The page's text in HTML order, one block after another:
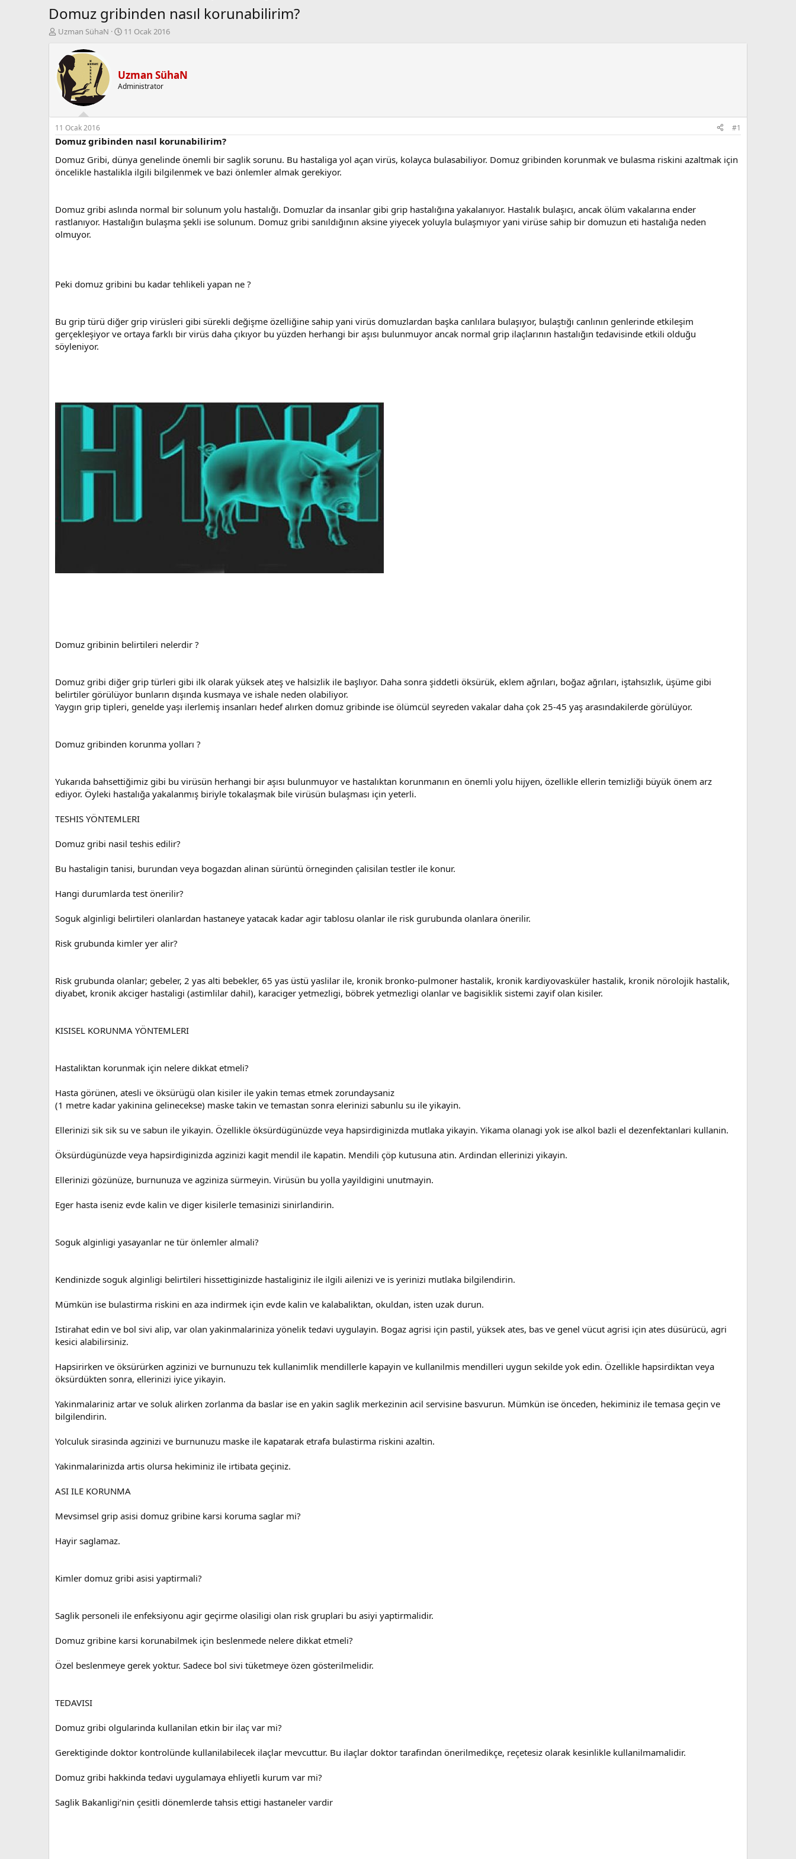
Domuz gribinden nasıl korunabilirim?
K
b
u
y
a
ş
l
a
t
a
Uzman SühaN
B
a
n
ç
a
r
i
h
11 Ocak 2016
Uzman SühaN
Administrator
11 Ocak 2016 #1
Domuz gribinden nasıl korunabilirim?
Domuz Gribi, dünya genelinde önemli bir saglik sorunu. Bu hastaliga yol açan virüs, kolayca bulasabiliyor. Domuz gribinden korunmak ve bulasma riskini azaltmak için
öncelikle hastalikla ilgili bilgilenmek ve bazi önlemler almak gerekiyor.
Domuz gribi aslında normal bir solunum yolu hastalığı. Domuzlar da insanlar gibi grip hastalığına yakalanıyor. Hastalık bulaşıcı, ancak ölüm vakalarına ender
rastlanıyor. Hastalığın bulaşma şekli ise solunum. Domuz gribi sanıldığının aksine yiyecek yoluyla bulaşmıyor yani virüse sahip bir domuzun eti hastalığa neden
olmuyor.
Peki domuz gribini bu kadar tehlikeli yapan ne ?
Bu grip türü diğer grip virüsleri gibi sürekli değişme özelliğine sahip yani virüs domuzlardan başka canlılara bulaşıyor, bulaştığı canlının genlerinde etkileşim
gerçekleşiyor ve ortaya farklı bir virüs daha çıkıyor bu yüzden herhangi bir aşısı bulunmuyor ancak normal grip ilaçlarının hastalığın tedavisinde etkili olduğu
söyleniyor.
Domuz gribinin belirtileri nelerdir ?
Domuz gribi diğer grip türleri gibi ilk olarak yüksek ateş ve halsizlik ile başlıyor. Daha sonra şiddetli öksürük, eklem ağrıları, boğaz ağrıları, iştahsızlık, üşüme gibi
belirtiler görülüyor bunların dışında kusmaya ve ishale neden olabiliyor.
Yaygın grip tipleri, genelde yaşı ilerlemiş insanları hedef alırken domuz gribinde ise ölümcül seyreden vakalar daha çok 25-45 yaş arasındakilerde görülüyor.
Domuz gribinden korunma yolları ?
Yukarıda bahsettiğimiz gibi bu virüsün herhangi bir aşısı bulunmuyor ve hastalıktan korunmanın en önemli yolu hijyen, özellikle ellerin temizliği büyük önem arz
ediyor. Öyleki hastalığa yakalanmış biriyle tokalaşmak bile virüsün bulaşması için yeterli.
TESHIS YÖNTEMLERI
Domuz gribi nasil teshis edilir?
Bu hastaligin tanisi, burundan veya bogazdan alinan sürüntü örneginden çalisilan testler ile konur.
Hangi durumlarda test önerilir?
Soguk alginligi belirtileri olanlardan hastaneye yatacak kadar agir tablosu olanlar ile risk gurubunda olanlara önerilir.
Risk grubunda kimler yer alir?
Risk grubunda olanlar; gebeler, 2 yas alti bebekler, 65 yas üstü yaslilar ile, kronik bronko-pulmoner hastalik, kronik kardiyovasküler hastalik, kronik nörolojik hastalik,
diyabet, kronik akciger hastaligi (astimlilar dahil), karaciger yetmezligi, böbrek yetmezligi olanlar ve bagisiklik sistemi zayif olan kisiler.
KISISEL KORUNMA YÖNTEMLERI
Hastaliktan korunmak için nelere dikkat etmeli?
Hasta görünen, atesli ve öksürügü olan kisiler ile yakin temas etmek zorundaysaniz
(1 metre kadar yakinina gelinecekse) maske takin ve temastan sonra elerinizi sabunlu su ile yikayin.
Ellerinizi sik sik su ve sabun ile yikayin. Özellikle öksürdügünüzde veya hapsirdiginizda mutlaka yikayin. Yikama olanagi yok ise alkol bazli el dezenfektanlari kullanin.
Öksürdügünüzde veya hapsirdiginizda agzinizi kagit mendil ile kapatin. Mendili çöp kutusuna atin. Ardindan ellerinizi yikayin.
Ellerinizi gözünüze, burnunuza ve agziniza sürmeyin. Virüsün bu yolla yayildigini unutmayin.
Eger hasta iseniz evde kalin ve diger kisilerle temasinizi sinirlandirin.
Soguk alginligi yasayanlar ne tür önlemler almali?
Kendinizde soguk alginligi belirtileri hissettiginizde hastaliginiz ile ilgili ailenizi ve is yerinizi mutlaka bilgilendirin.
Mümkün ise bulastirma riskini en aza indirmek için evde kalin ve kalabaliktan, okuldan, isten uzak durun.
Istirahat edin ve bol sivi alip, var olan yakinmalariniza yönelik tedavi uygulayin. Bogaz agrisi için pastil, yüksek ates, bas ve genel vücut agrisi için ates düsürücü, agri
kesici alabilirsiniz.
Hapsirirken ve öksürürken agzinizi ve burnunuzu tek kullanimlik mendillerle kapayin ve kullanilmis mendilleri uygun sekilde yok edin. Özellikle hapsirdiktan veya
öksürdükten sonra, ellerinizi iyice yikayin.
Yakinmalariniz artar ve soluk alirken zorlanma da baslar ise en yakin saglik merkezinin acil servisine basvurun. Mümkün ise önceden, hekiminiz ile temasa geçin ve
bilgilendirin.
Yolculuk sirasinda agzinizi ve burnunuzu maske ile kapatarak etrafa bulastirma riskini azaltin.
Yakinmalarinizda artis olursa hekiminiz ile irtibata geçiniz.
ASI ILE KORUNMA
Mevsimsel grip asisi domuz gribine karsi koruma saglar mi?
Hayir saglamaz.
Kimler domuz gribi asisi yaptirmali?
Saglik personeli ile enfeksiyonu agir geçirme olasiligi olan risk gruplari bu asiyi yaptirmalidir.
Domuz gribine karsi korunabilmek için beslenmede nelere dikkat etmeli?
Özel beslenmeye gerek yoktur. Sadece bol sivi tüketmeye özen gösterilmelidir.
TEDAVISI
Domuz gribi olgularinda kullanilan etkin bir ilaç var mi?
Gerektiginde doktor kontrolünde kullanilabilecek ilaçlar mevcuttur. Bu ilaçlar doktor tarafindan önerilmedikçe, reçetesiz olarak kesinlikle kullanilmamalidir.
Domuz gribi hakkinda tedavi uygulamaya ehliyetli kurum var mi?
Saglik Bakanligi’nin çesitli dönemlerde tahsis ettigi hastaneler vardir